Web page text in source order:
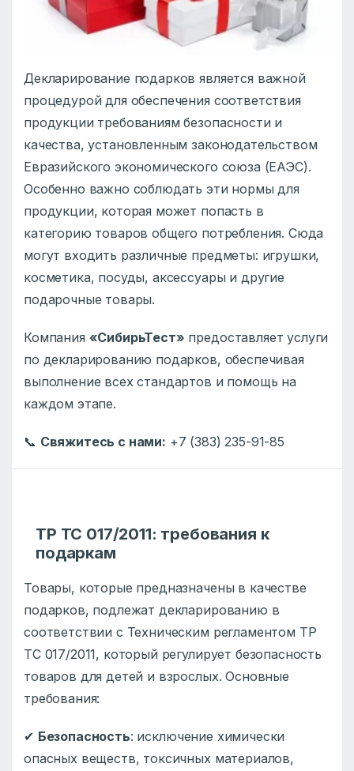
Декларирование подарков является важной
процедурой для обеспечения соответствия
продукции требованиям безопасности и
качества, установленным законодательством
Евразийского экономического союза (ЕАЭС).
Особенно важно соблюдать эти нормы для
продукции, которая может попасть в
категорию товаров общего потребления. Сюда
могут входить различные предметы: игрушки,
косметика, посуды, аксессуары и другие
подарочные товары.
Компания «СибирьТест» предоставляет услуги
по декларированию подарков, обеспечивая
выполнение всех стандартов и помощь на
каждом этапе.
📞 Свяжитесь с нами: +7 (383) 235-91-85
ТР ТС 017/2011: требования к
подаркам
Товары, которые предназначены в качестве
подарков, подлежат декларированию в
соответствии с Техническим регламентом ТР
ТС 017/2011, который регулирует безопасность
товаров для детей и взрослых. Основные
требования:
✔ Безопасность: исключение химически
опасных веществ, токсичных материалов,